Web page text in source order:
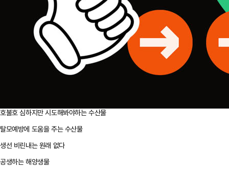
호불호 심하지만 시도해봐야하는 수산물
탈모예방에 도움을 주는 수산물
생선 비린내는 원래 없다
공생하는 해양생물